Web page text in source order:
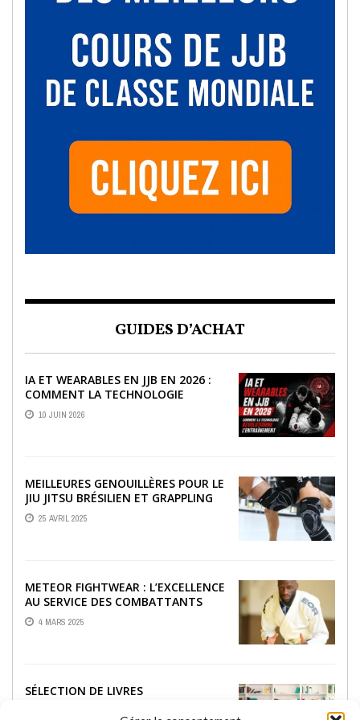
GUIDES D’ACHAT
IA ET WEARABLES EN JJB EN 2026 :
COMMENT LA TECHNOLOGIE
RÉVOLUTIONNE L’ENTRAÎNEMENT
10 JUIN 2026
MEILLEURES GENOUILLÈRES POUR LE
JIU JITSU BRÉSILIEN ET GRAPPLING
25 AVRIL 2025
METEOR FIGHTWEAR : L’EXCELLENCE
AU SERVICE DES COMBATTANTS
4 MARS 2025
SÉLECTION DE LIVRES